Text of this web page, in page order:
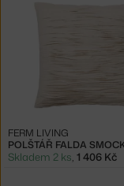
FERM LIVING
Skladem 2 ks, 1 406 Kč